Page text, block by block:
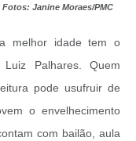
Janine Moraes/PMC
melhor idade tem o
Palhares. Quem
pode usufruir de
o envelhecimento
com bailão, aula